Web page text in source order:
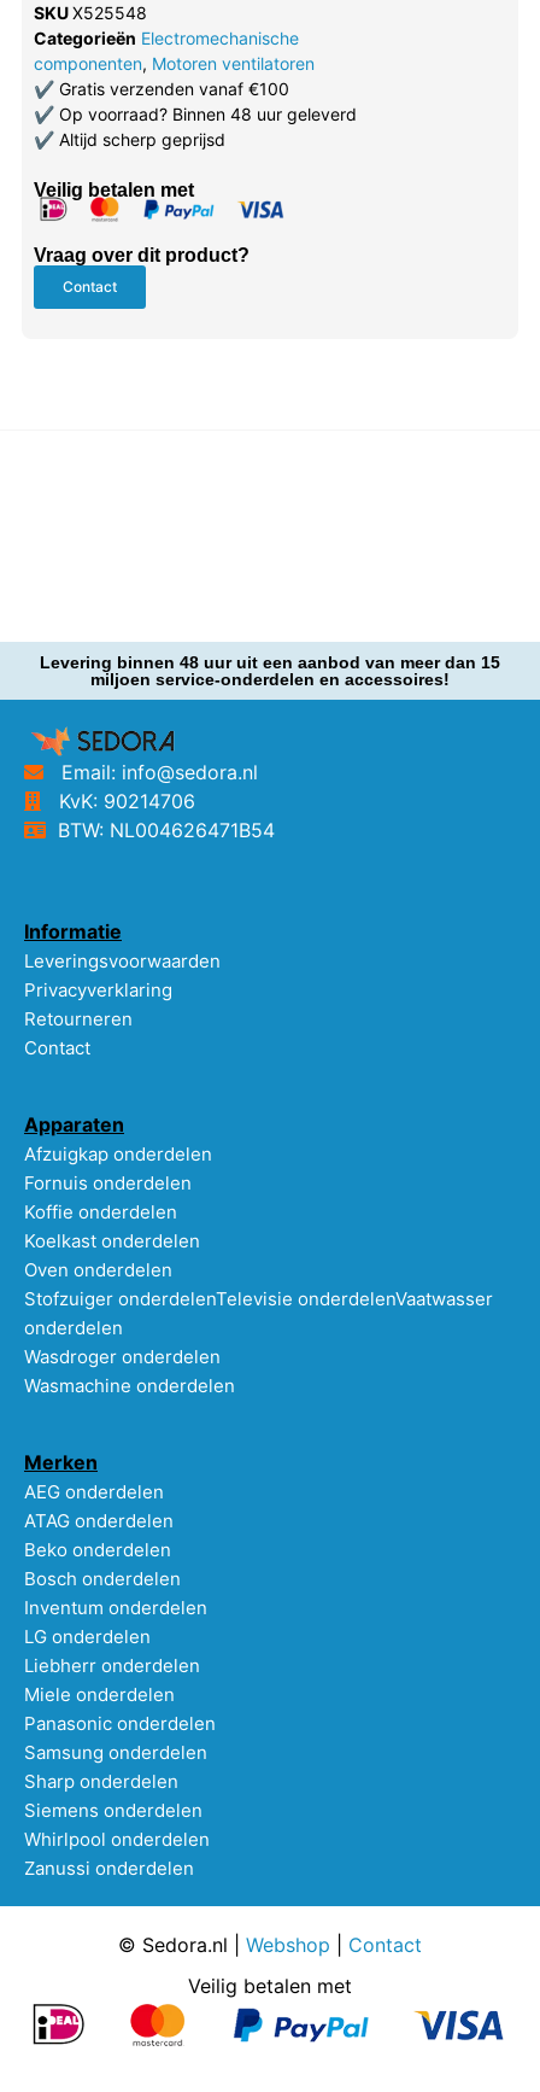
SKUX525548
Categorieën Electromechanische
componenten, Motoren ventilatoren
✔Gratis verzenden vanaf €100
✔Op voorraad? Binnen 48 uur geleverd
✔Altijd scherp geprijsd
Veilig betalen met
Vraag over dit product?
Contact
Levering binnen 48 uur uit een aanbod van meer dan 15
miljoen service-onderdelen en accessoires!
Email: info@sedora.nl
KvK: 90214706
BTW: NL004626471B54
Informatie
Leveringsvoorwaarden
Privacyverklaring
Retourneren
Contact
Apparaten
Afzuigkap onderdelen
Fornuis onderdelen
Koffie onderdelen
Koelkast onderdelen
Oven onderdelen
Stofzuiger onderdelenTelevisie onderdelenVaatwasser
onderdelen
Wasdroger onderdelen
Wasmachine onderdelen
Merken
AEG onderdelen
ATAG onderdelen
Beko onderdelen
Bosch onderdelen
Inventum onderdelen
LG onderdelen
Liebherr onderdelen
Miele onderdelen
Panasonic onderdelen
Samsung onderdelen
Sharp onderdelen
Siemens onderdelen
Whirlpool onderdelen
Zanussi onderdelen
© Sedora.nl | Webshop
Contact
Veilig betalen met